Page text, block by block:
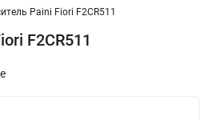
Paini Fiori F2CR511
F2CR511